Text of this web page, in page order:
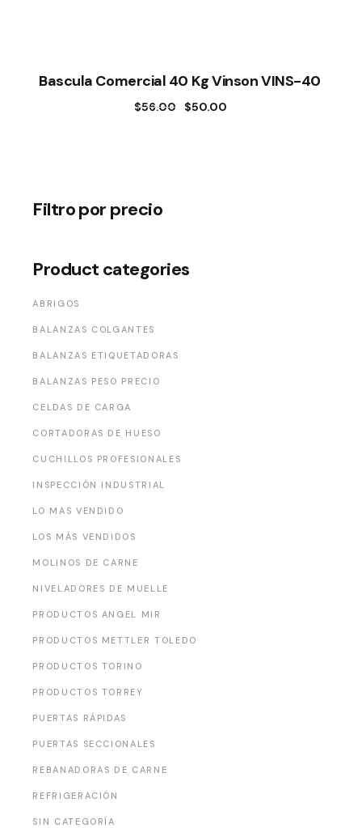
Bascula Comercial 40 Kg Vinson VINS-40
$56.00 El
$50.00
El
Filtro por precio
Product categories
ABRIGOS
BALANZAS COLGANTES
BALANZAS ETIQUETADORAS
BALANZAS PESO PRECIO
CELDAS DE CARGA
CORTADORAS DE HUESO
CUCHILLOS PROFESIONALES
INSPECCIÓN INDUSTRIAL
LO MAS VENDIDO
LOS MÁS VENDIDOS
MOLINOS DE CARNE
NIVELADORES DE MUELLE
PRODUCTOS ANGEL MIR
PRODUCTOS METTLER TOLEDO
PRODUCTOS TORINO
PRODUCTOS TORREY
PUERTAS RÁPIDAS
PUERTAS SECCIONALES
REBANADORAS DE CARNE
REFRIGERACIÓN
SIN CATEGORÍA